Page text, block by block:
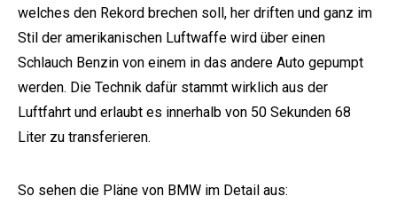
welches den Rekord brechen soll, her driften und ganz im
Stil der amerikanischen Luftwaffe wird über einen
Schlauch Benzin von einem in das andere Auto gepumpt
werden. Die Technik dafür stammt wirklich aus der
Luftfahrt und erlaubt es innerhalb von 50 Sekunden 68
Liter zu transferieren.
So sehen die Pläne von BMW im Detail aus: